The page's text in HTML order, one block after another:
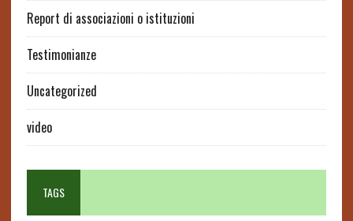
Report di associazioni o istituzioni
Testimonianze
Uncategorized
video
TAGS